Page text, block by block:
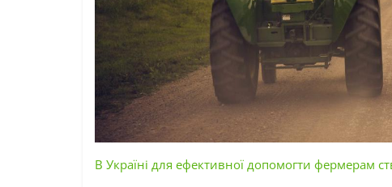
В Україні для ефективної допомогти фермерам